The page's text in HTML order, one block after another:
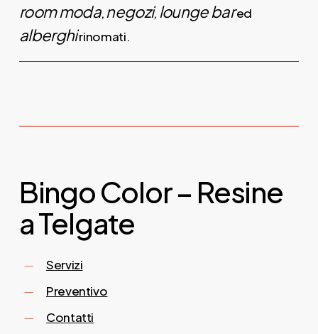
room moda, negozi, lounge bared
alberghirinomati.
Bingo Color – Resine
a Telgate
Servizi
Preventivo
Contatti